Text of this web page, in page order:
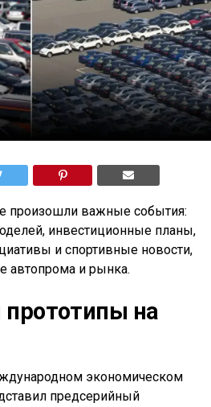
произошли важные события:
инвестиционные планы,
и спортивные новости,
автопрома и рынка.
на
экономическом
предсерийный